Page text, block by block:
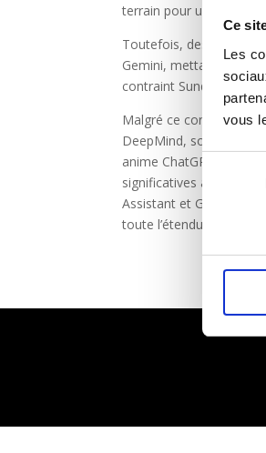
Ce
Les
vous
Sélection
du
terrain pour un
Toutefois, des
Gemini, mettant en
contraint Sundar
Malgré ce
DeepMind, souligne le
anime ChatGPT. Prévu
significatives à une
Assistant et Google
toute l’étendue de ses